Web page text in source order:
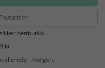
nettbutikk.
kr.
allerede i morgen.